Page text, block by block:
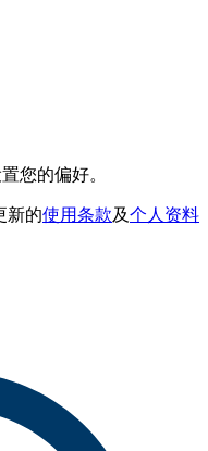
您的偏好。
新的使用条款及个人资料